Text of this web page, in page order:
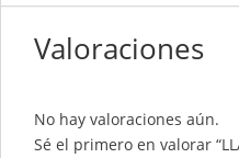
Valoraciones
No hay valoraciones aún.
Sé el primero en valorar